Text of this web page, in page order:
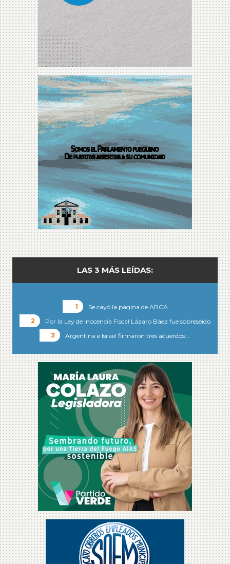
LAS 3 MÁS LEÍDAS:
Se cayó la página de ARCA
Por la Ley de Inocencia Fiscal Lázaro Báez fue sobreseído
Argentina e Israel firmaron tres acuerdos:…